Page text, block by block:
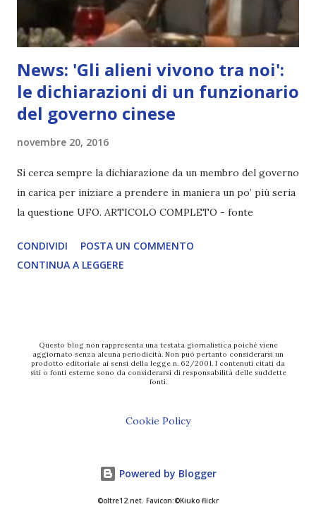
News: 'Gli alieni vivono tra noi':
le dichiarazioni di un funzionario
del governo cinese
novembre 20, 2016
Si cerca sempre la dichiarazione da un membro del governo
in carica per iniziare a prendere in maniera un po’ più seria
la questione UFO. ARTICOLO COMPLETO - fonte
CONDIVIDI
POSTA UN COMMENTO
CONTINUA A LEGGERE
Questo blog non rappresenta una testata giornalistica poiché viene
aggiornato senza alcuna periodicità. Non può pertanto considerarsi un
prodotto editoriale ai sensi della legge n. 62/2001. I contenuti citati da
siti o fonti esterne sono da considerarsi di responsabilità delle suddette
fonti.
Cookie Policy
Powered by Blogger
©oltre12.net. Favicon:©Kiuko flickr